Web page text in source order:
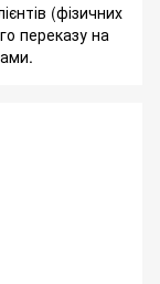
(фізичних
переказу на